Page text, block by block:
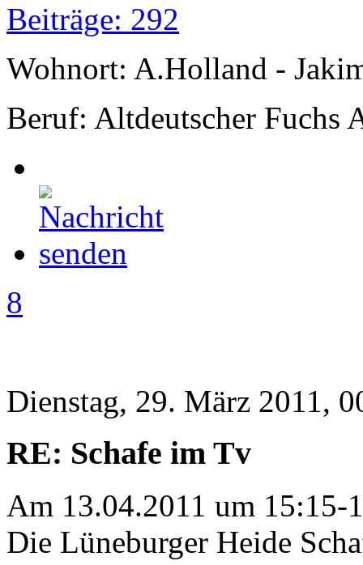
Beiträge: 292
Wohnort: A.Holland -
Beruf: Altdeutscher Fuchs
8
Dienstag, 29. März 2011,
RE: Schafe im Tv
Am 13.04.2011 um 15:15-
Die Lüneburger Heide